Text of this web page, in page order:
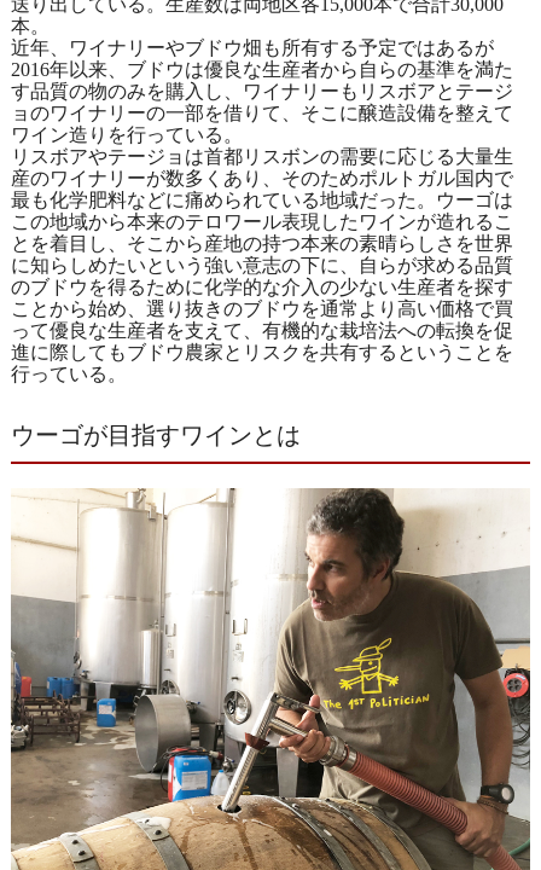
送り出している。生産数は両地区各15,000本で合計30,000
本。
近年、ワイナリーやブドウ畑も所有する予定ではあるが
2016年以来、ブドウは優良な生産者から自らの基準を満た
す品質の物のみを購入し、ワイナリーもリスボアとテージ
ョのワイナリーの一部を借りて、そこに醸造設備を整えて
ワイン造りを行っている。
リスボアやテージョは首都リスボンの需要に応じる大量生
産のワイナリーが数多くあり、そのためポルトガル国内で
最も化学肥料などに痛められている地域だった。ウーゴは
この地域から本来のテロワール表現したワインが造れるこ
とを着目し、そこから産地の持つ本来の素晴らしさを世界
に知らしめたいという強い意志の下に、自らが求める品質
のブドウを得るために化学的な介入の少ない生産者を探す
ことから始め、選り抜きのブドウを通常より高い価格で買
って優良な生産者を支えて、有機的な栽培法への転換を促
進に際してもブドウ農家とリスクを共有するということを
行っている。
ウーゴが目指すワインとは